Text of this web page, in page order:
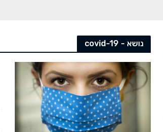
נושא - covid-19